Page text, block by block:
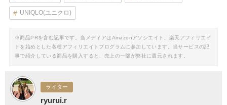
UNIQLO(ユニクロ)
※商品PRを含む記事です。当メディアはAmazonアソシエイト、楽天アフィリエイ
トを始めとした各種アフィリエイトプログラムに参加しています。当サービスの記
事で紹介している商品を購入すると、売上の一部が弊社に還元されます。
ライター
ryurui.r